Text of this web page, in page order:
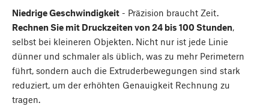
Niedrige Geschwindigkeit - Präzision braucht Zeit.
Rechnen Sie mit Druckzeiten von 24 bis 100 Stunden,
selbst bei kleineren Objekten. Nicht nur ist jede Linie
dünner und schmaler als üblich, was zu mehr Perimetern
führt, sondern auch die Extruderbewegungen sind stark
reduziert, um der erhöhten Genauigkeit Rechnung zu
tragen.